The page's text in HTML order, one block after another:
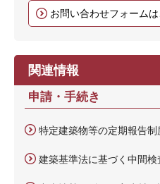
お問い合わせフォーム
関連情報
申請・手続き
特定建築物等の定期報告制
建築基準法に基づく中間